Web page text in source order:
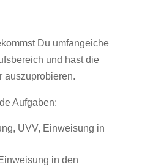
Du umfangeiche
und hast die
auszuprobieren.
Aufgaben:
UVV, Einweisung in
in den